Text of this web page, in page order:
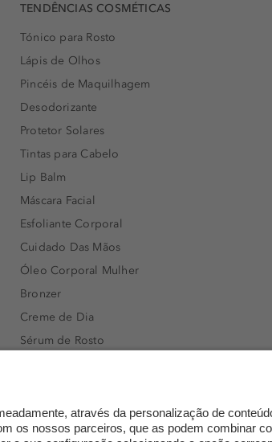
TENDÊNCIAS COSMÉTICAS
Tónico para Rosto
Lápis de Olhos
Pincéis de Maquilhagem
Desodorizante
Protetor Solares
Tintas para Cabelo
Lip Balm
Máscara Facial
Esfoliante Corporal
Cuidado Das Mãos
Óleo Corporal Mulher
Bronzer
Creme de Dia
Sérum de Rosto
Espuma de Limpeza Facial
Dermocosmética